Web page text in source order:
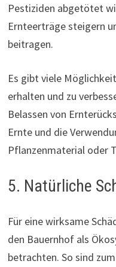
Pestiziden abgetötet
Ernteerträge steigern
beitragen.
Es gibt viele
erhalten und zu
Belassen von
Ernte und die
Pflanzenmaterial oder
5. Natürliche
Für eine wirksame
den Bauernhof als
betrachten. So sind